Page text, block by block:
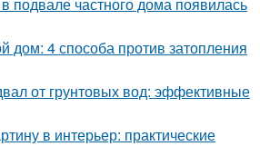
подвале частного дома появилась
дом: 4 способа против затопления
от грунтовых вод: эффективные
в интерьер: практические